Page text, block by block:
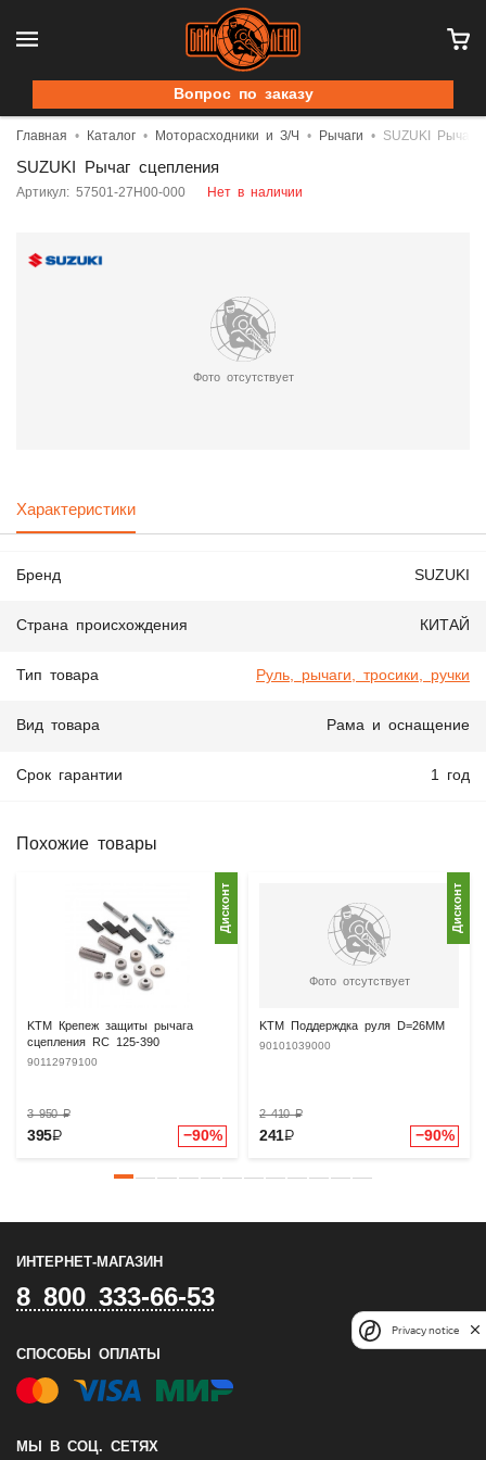
Вопрос по заказу
Главная Каталог Моторасходники и З/Ч Рычаги SUZUKI Рычаг
SUZUKI Рычаг сцепления
Артикул: 57501-27H00-000 Нет в наличии
Фото отсутствует
Характеристики
Бренд SUZUKI
Страна происхождения КИТАЙ
Тип товара Руль, рычаги, тросики, ручки
Вид товара Рама и оснащение
Срок гарантии 1 год
Похожие товары
KTM Крепеж защиты рычага
сцепления RC 125-390
90112979100
3 950₽
395₽ −90%
Дисконт
Фото отсутствует
KTM Поддерждка руля D=26MM
90101039000
2 410₽
241₽ −90%
Дисконт
ИНТЕРНЕТ-МАГАЗИН
8 800 333-66-53
СПОСОБЫ ОПЛАТЫ
МЫ В СОЦ. СЕТЯХ
Privacy notice